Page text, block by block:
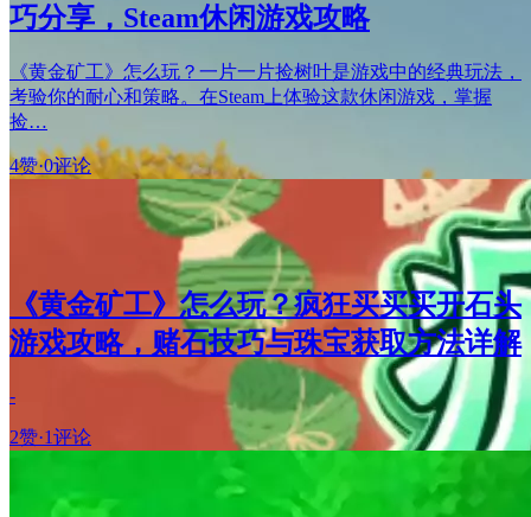
巧分享，Steam休闲游戏攻略
《黄金矿工》怎么玩？一片一片捡树叶是游戏中的经典玩法，
考验你的耐心和策略。在Steam上体验这款休闲游戏，掌握
捡…
4赞·0评论
《黄金矿工》怎么玩？疯狂买买买开石头
游戏攻略，赌石技巧与珠宝获取方法详解
-
2赞·1评论